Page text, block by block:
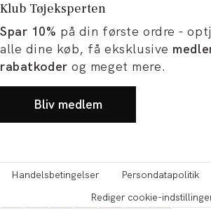
dit købog artikler
og karriere
Klub Tøjeksperten
Spar 10% på din første ordre -
alle dine køb, få eksklusive
rabatkoder og meget mere.
Bliv medlem
Handelsbetingelser Persondatapolitik
Rediger cookie-